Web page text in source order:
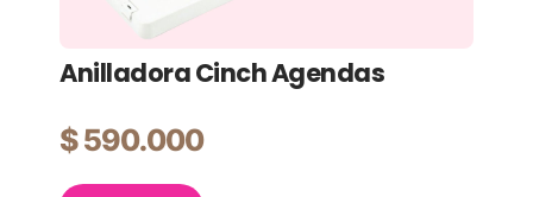
Anilladora Cinch Agendas
$590.000